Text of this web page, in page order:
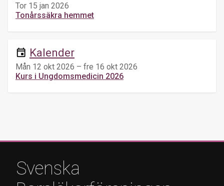
Tor 15 jan 2026
Tonårssäkra hemmet
event Kalender
Mån 12 okt 2026 – fre 16 okt 2026
Kurs i Ungdomsmedicin 2026
Svenska